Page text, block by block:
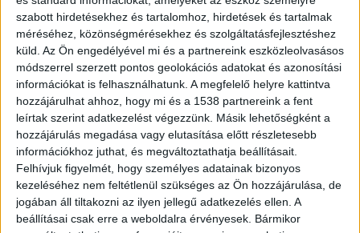
szabott hirdetésekhez és tartalomhoz, hirdetések és tartalmak
méréséhez, közönségmérésekhez és szolgáltatásfejlesztéshez
küld. Az Ön engedélyével mi és a partnereink eszközleolvasásos
módszerrel szerzett pontos geolokációs adatokat és azonosítási
információkat is felhasználhatunk. A megfelelő helyre kattintva
hozzájárulhat ahhoz, hogy mi és a 1538 partnereink a fent
leírtak szerint adatkezelést végezzünk. Másik lehetőségként a
hozzájárulás megadása vagy elutasítása előtt részletesebb
információkhoz juthat, és megváltoztathatja beállításait.
Felhívjuk figyelmét, hogy személyes adatainak bizonyos
kezeléséhez nem feltétlenül szükséges az Ön hozzájárulása, de
jogában áll tiltakozni az ilyen jellegű adatkezelés ellen. A
beállításai csak erre a weboldalra érvényesek. Bármikor
áruházban lévő ékszerüzletbe, majd a
szerszámokkal, amelyeket magukkal vittek,
betörték az üvegvitrineket.
Próbált védekezni az eladó
A berohanó rablókkal szemben a boltban
dolgozó eladó próbált védekezni: az egyik pultot
rádöntötte az egyik elkövetőre, majd az üzlet
közelében álló táblát pajzsként használva vette